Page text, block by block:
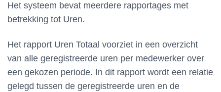
Het systeem bevat meerdere rapportages met
betrekking tot Uren.
Het rapport Uren Totaal voorziet in een overzicht
van alle geregistreerde uren per medewerker over
een gekozen periode. In dit rapport wordt een relatie
gelegd tussen de geregistreerde uren en de